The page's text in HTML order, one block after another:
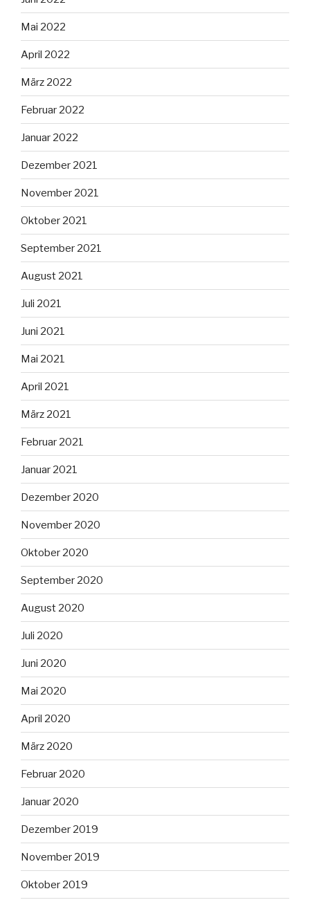
Mai 2022
April 2022
März 2022
Februar 2022
Januar 2022
Dezember 2021
November 2021
Oktober 2021
September 2021
August 2021
Juli 2021
Juni 2021
Mai 2021
April 2021
März 2021
Februar 2021
Januar 2021
Dezember 2020
November 2020
Oktober 2020
September 2020
August 2020
Juli 2020
Juni 2020
Mai 2020
April 2020
März 2020
Februar 2020
Januar 2020
Dezember 2019
November 2019
Oktober 2019